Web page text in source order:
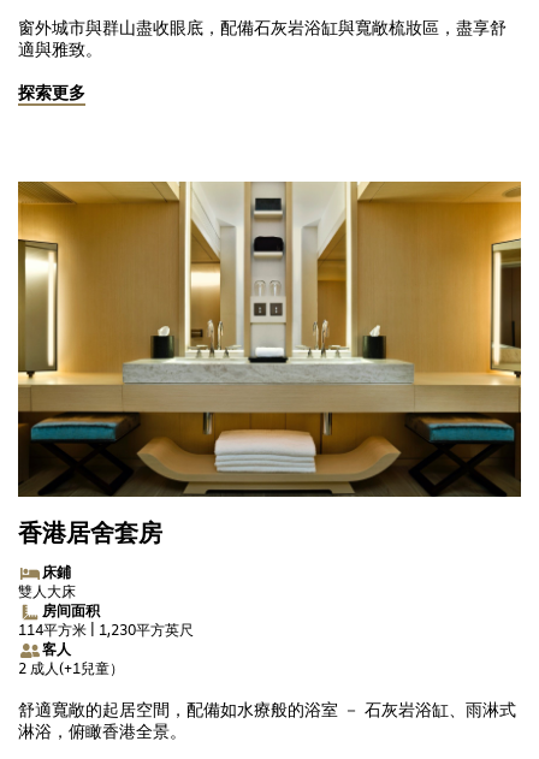
窗外城市與群山盡收眼底，配備石灰岩浴缸與寬敞梳妝區，盡享舒
適與雅致。
探索更多
香港居舍套房
床鋪
雙人大床
房间面积
114平方米 | 1,230平方英尺
客人
2 成人(+1兒童）
舒適寬敞的起居空間，配備如水療般的浴室 － 石灰岩浴缸、雨淋式
淋浴，俯瞰香港全景。